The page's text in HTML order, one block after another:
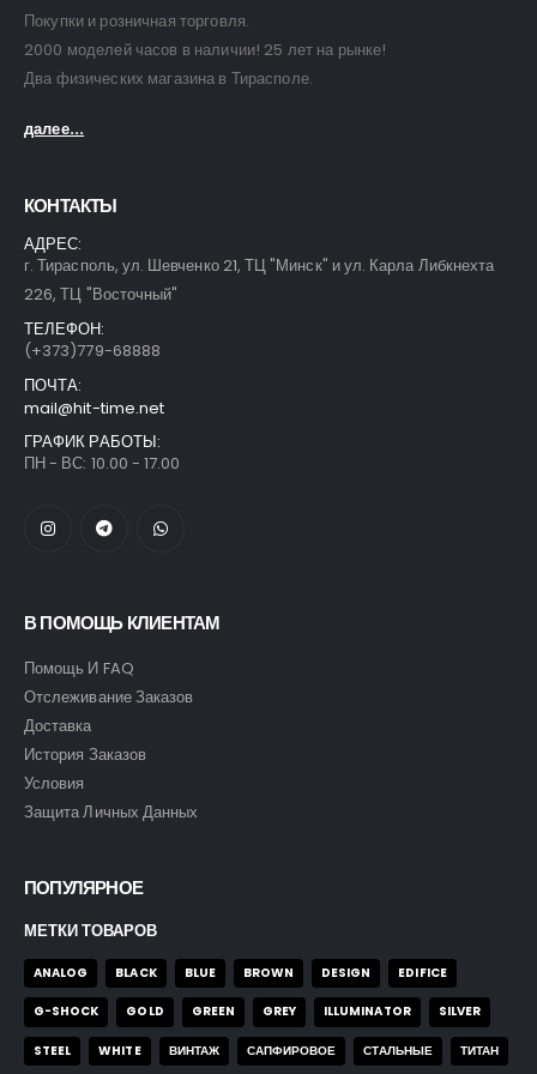
Часы Skmei 2553 blk
0out of 5
43,00 $ 0out of 5
43,00$
Покупки и розничная торговля.
2000 моделей часов в наличии! 25 лет на рынке!
Два физических магазина в Тирасполе.
далее...
КОНТАКТЫ
АДРЕС:
г. Тирасполь, ул. Шевченко 21, ТЦ "Минск" и ул. Карла Либкнехта
226, ТЦ "Восточный"
ТЕЛЕФОН:
(+373)779-68888
ПОЧТА:
mail@hit-time.net
ГРАФИК РАБОТЫ:
ПН - ВС: 10.00 - 17.00
В ПОМОЩЬ КЛИЕНТАМ
Помощь И FAQ
Отслеживание Заказов
Доставка
История Заказов
Условия
Защита Личных Данных
ПОПУЛЯРНОЕ
МЕТКИ ТОВАРОВ
ANALOG BLACK BLUE BROWN DESIGN EDIFICE
G-SHOCK GOLD GREEN GREY ILLUMINATOR SILVER
STEEL WHITE ВИНТАЖ САПФИРОВОЕ СТАЛЬНЫЕ ТИТАН